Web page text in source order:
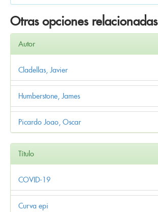
Otras opciones relacionadas
Autor
Cladellas, Javier
Humberstone, James
Picardo Joao, Oscar
Título
COVID-19
Curva epi